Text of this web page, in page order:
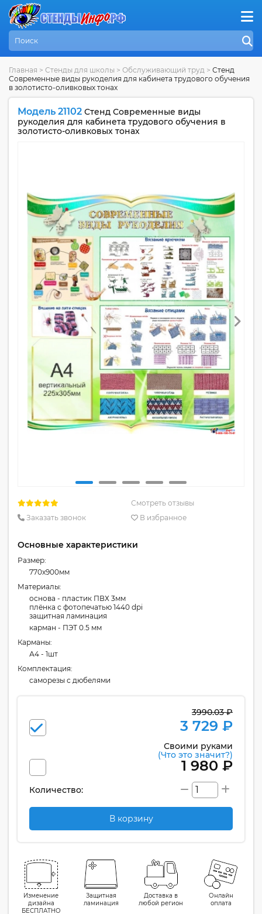
Главная > Стенды для школы > Обслуживающий труд > Стенд
Современные виды рукоделия для кабинета трудового обучения
в золотисто-оливковых тонах
Модель 21102 Стенд Современные виды
рукоделия для кабинета трудового обучения в
золотисто-оливковых тонах
Смотреть отзывы
Заказать звонок
В избранное
Основные характеристики
Размер:
770x900мм
Материалы:
основа - пластик ПВХ 3мм
плёнка с фотопечатью 1440 dpi
защитная ламинация
карман - ПЭТ 0.5 мм
Карманы:
А4 - 1шт
Комплектация:
cаморезы с дюбелями
3990.03 ₽
3 729 ₽
Своими руками
(Что это значит?)
1 980 ₽
Количество:
В корзину
Изменение
дизайна
БЕСПЛАТНО
Защитная
ламинация
Доставка в
любой регион
Онлайн
оплата